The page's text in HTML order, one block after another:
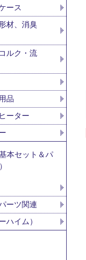
ース
材、消臭
ルク・流
品
ーター
本セット＆パ
ーツ関連
ハイム）